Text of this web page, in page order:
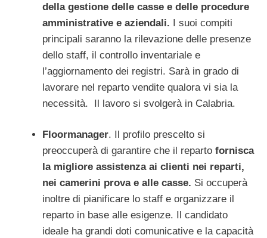
della gestione delle casse e delle procedure
amministrative e aziendali. I suoi compiti
principali saranno la rilevazione delle presenze
dello staff, il controllo inventariale e
l’aggiornamento dei registri. Sarà in grado di
lavorare nel reparto vendite qualora vi sia la
necessità. Il lavoro si svolgerà in Calabria.
Floormanager. Il profilo prescelto si
preoccuperà di garantire che il reparto fornisca
la migliore assistenza ai clienti nei reparti,
nei camerini prova e alle casse. Si occuperà
inoltre di pianificare lo staff e organizzare il
reparto in base alle esigenze. Il candidato
ideale ha grandi doti comunicative e la capacità